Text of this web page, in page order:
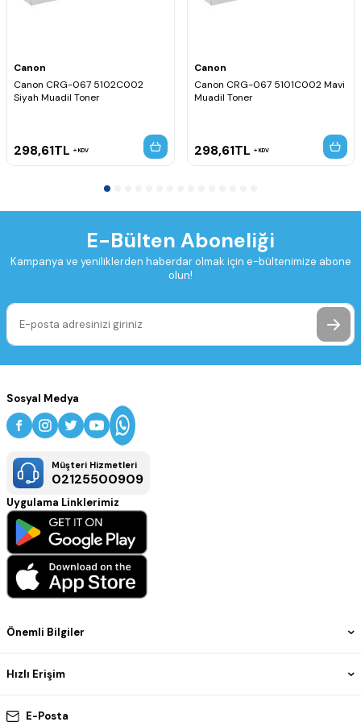
Canon
Canon CRG-067 5102C002
Siyah Muadil Toner
298,61TL KDV
Canon
Canon CRG-067 5101C002 Mavi
Muadil Toner
298,61TL KDV
E-Bülten Aboneliği
Kampanya ve yeniliklerden haberdar olmak için e-bültenimize abone
olun!
E-Posta
Önemli Bilgiler
Hızlı Erişim
Sosyal Medya
Müşteri Hizmetleri
02125500909
Uygulama Linklerimiz